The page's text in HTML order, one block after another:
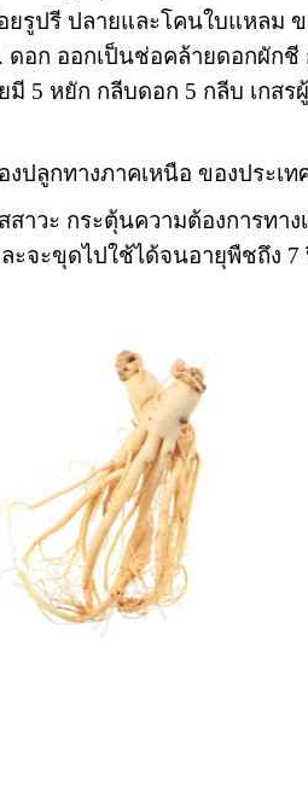
ยรูปรี ปลายและโคนใบแหลม
อก ออกเป็นช่อคล้ายดอกผักชี
5 หยัก กลีบดอก 5 กลีบ เกสร
ปลูกทางภาคเหนือ ของประเท
วะ กระตุ้นความต้องการทาง
ะจะขุดไปใช้ได้จนอายุพืชถึง 7